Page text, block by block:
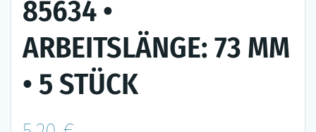
85634 •
ARBEITSLÄNGE: 73 MM
• 5 STÜCK